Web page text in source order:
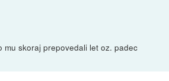
mu skoraj prepovedali let oz. padec